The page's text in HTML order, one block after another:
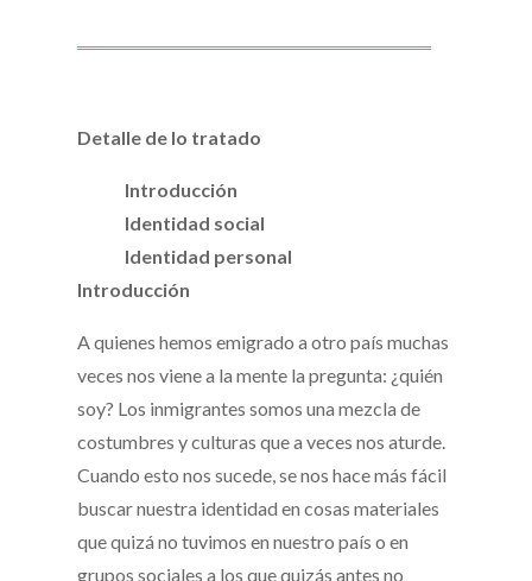
Detalle de lo tratado
Introducción
Identidad social
Identidad personal
Introducción
A quienes hemos emigrado a otro país muchas
veces nos viene a la mente la pregunta: ¿quién
soy? Los inmigrantes somos una mezcla de
costumbres y culturas que a veces nos aturde.
Cuando esto nos sucede, se nos hace más fácil
buscar nuestra identidad en cosas materiales
que quizá no tuvimos en nuestro país o en
grupos sociales a los que quizás antes no